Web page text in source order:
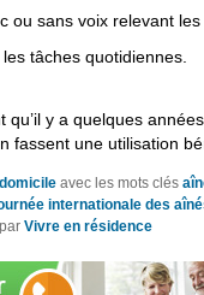
ou sans voix relevant
tâches quotidiennes.
y a quelques
fassent une utilisation
avec les mots clés
internationale des
par Vivre en résidence